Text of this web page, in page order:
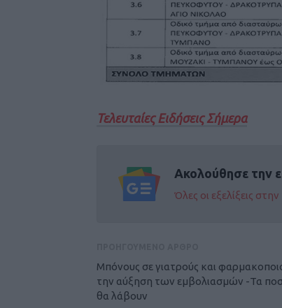
Τελευταίες Ειδήσεις Σήμερα
Ακολούθησε την
Όλες οι εξελίξεις
Μπόνους σε γιατρούς και
την αύξηση των εμβολιασμών -Τα
θα λάβουν